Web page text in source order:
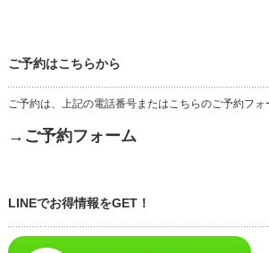
ご予約はこちらから
ご予約は、上記の電話番号またはこちらのご予約フォ
→ご予約フォーム
LINEでお得情報をGET！